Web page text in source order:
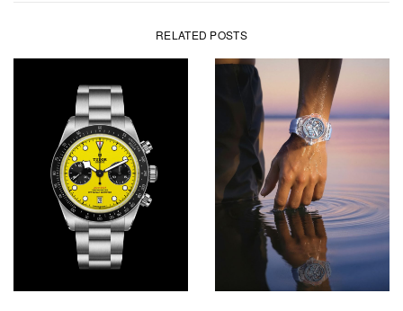
RELATED POSTS